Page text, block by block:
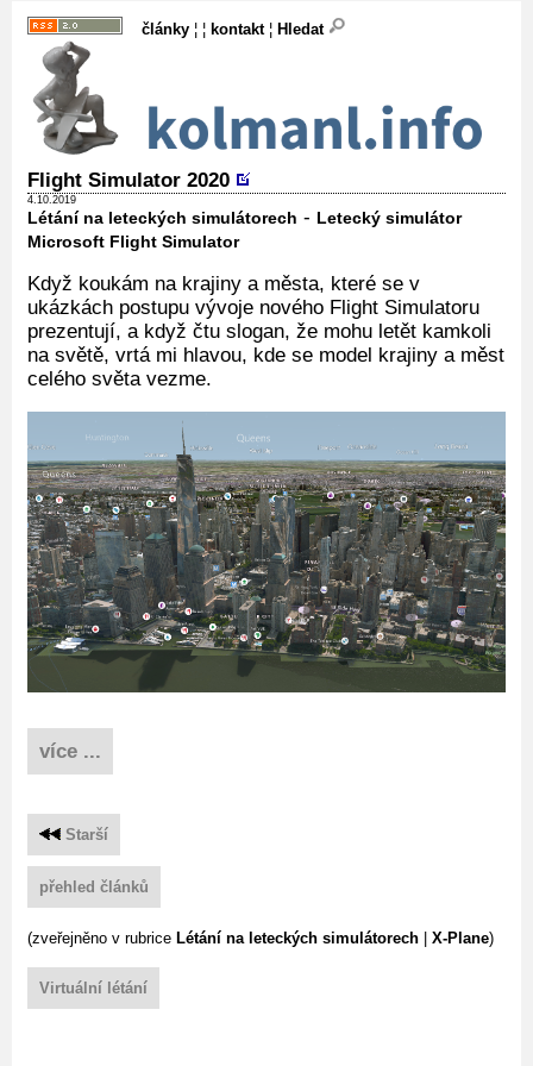
články ¦ ¦ kontakt¦ Hledat
Flight Simulator 2020
4.10.2019
Létání na leteckých simulátorech - Letecký simulátor
Microsoft Flight Simulator
Když koukám na krajiny a města, které se v
ukázkách postupu vývoje nového Flight Simulatoru
prezentují, a když čtu slogan, že mohu letět kamkoli
na světě, vrtá mi hlavou, kde se model krajiny a měst
celého světa vezme.
více ...
Starší
přehled článků
(zveřejněno v rubrice Létání na leteckých simulátorech X-Plane)
Virtuální létání